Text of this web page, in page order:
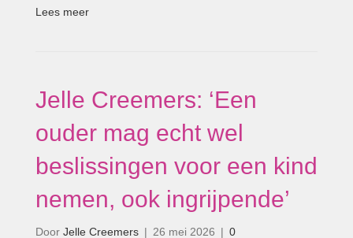
Lees meer
Jelle Creemers: ‘Een
ouder mag echt wel
beslissingen voor een kind
nemen, ook ingrijpende’
Door Jelle Creemers | 26 mei 2026 | 0